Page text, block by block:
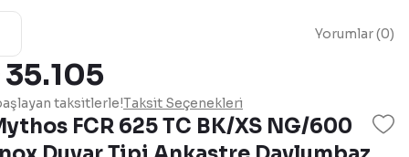
Yorumlar (0)
FCR 625 TC BK/XS NG/600
35.105
taksitlerle!Taksit Seçenekleri